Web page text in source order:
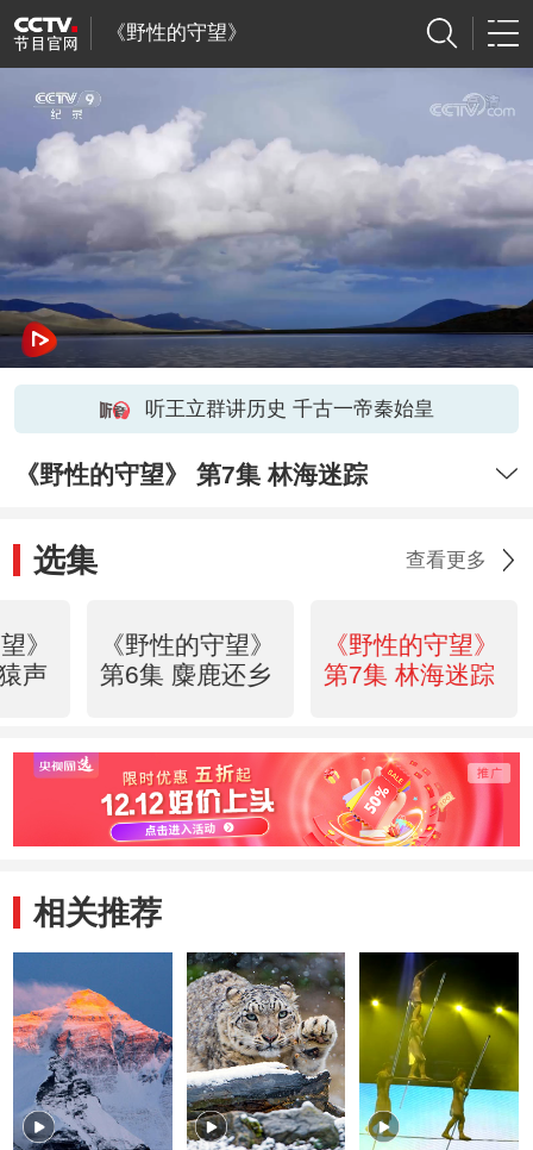
《野性的守望》
听王立群讲历史 千古一帝秦始皇
《野性的守望》 第7集 林海迷踪
选集 查看更多
》
声
《野性的守望》
第6集 麋鹿还乡
《野性的守望》
第7集 林海迷踪
相关推荐